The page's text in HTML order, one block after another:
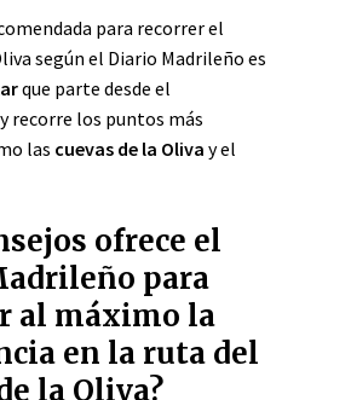
para recorrer el
según el Diario Madrileño es
que parte desde el
recorre los puntos más
las cuevas de la Oliva y el
ofrece el
para
al máximo la
en la ruta del
la Oliva?